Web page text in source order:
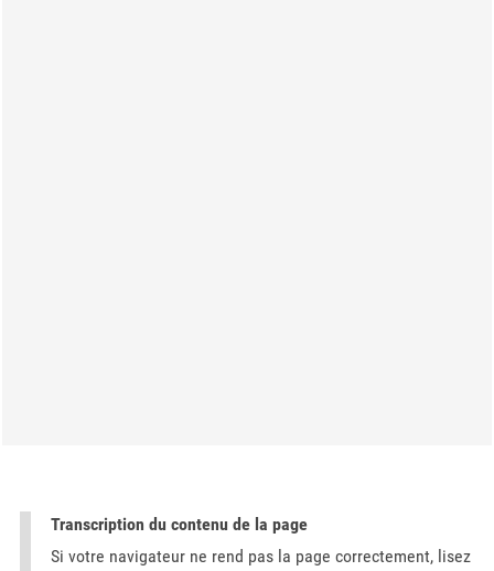
Transcription du contenu de la page
Si votre navigateur ne rend pas la page correctement, lisez